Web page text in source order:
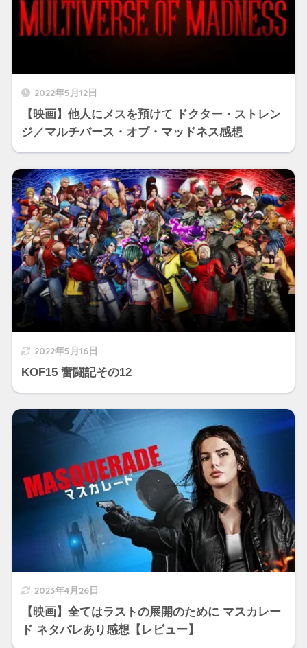
2022年5月12日
【映画】他人にメスを預けて ドクター・ストレン
ジ／マルチバース・オブ・マッドネス感想
2022年5月16日
KOF15 奮闘記その12
2023年4月26日
【映画】全てはラストの展開のために マスカレー
ド ネタバレあり感想【レビュー】